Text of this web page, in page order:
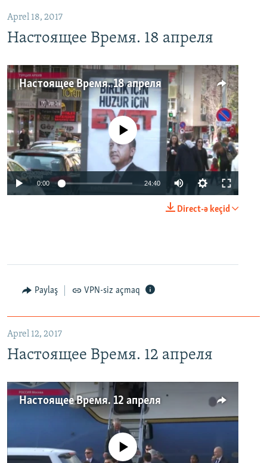
Aprel 18, 2017
Настоящее Время. 18 апреля
Настоящее Время. 18 апреля
No media source currently available
0:00 24:40
Direct-ə keçid
Paylaş VPN-siz açmaq
Aprel 12, 2017
Настоящее Время. 12 апреля
Настоящее Время. 12 апреля
No media source currently available